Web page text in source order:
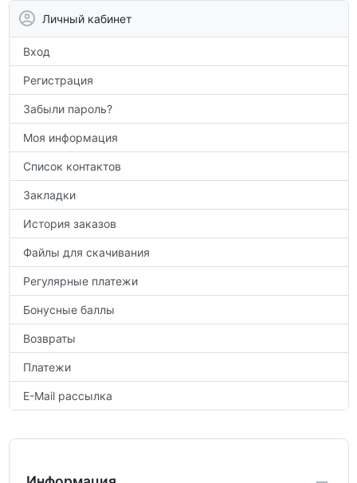
по предметам.
Личный кабинет
Вход
Регистрация
Забыли пароль?
Моя информация
Список контактов
Закладки
История заказов
Файлы для скачивания
Регулярные платежи
Бонусные баллы
Возвраты
Платежи
E-Mail рассылка